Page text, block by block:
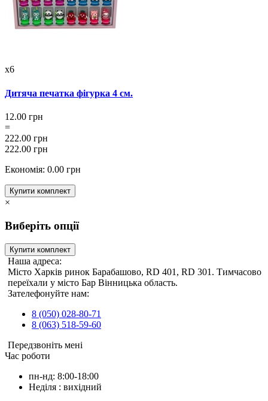
x6
Дитяча печатка фігурка 4 см.
12.00 грн
=
222.00 грн
222.00 грн
Економія: 0.00 грн
Купити комплект
×
Виберіть опції
Купити комплект
Наша адреса:
Місто Харків ринок Барабашово, RD 401, RD 301. Тимчасово
переїхали у місто Бар Вінницька область.
Зателефонуйте нам:
8 (050) 028-80-71
8 (063) 518-59-60
Передзвоніть мені
Час роботи
пн-нд: 8:00-18:00
Неділя : вихідний